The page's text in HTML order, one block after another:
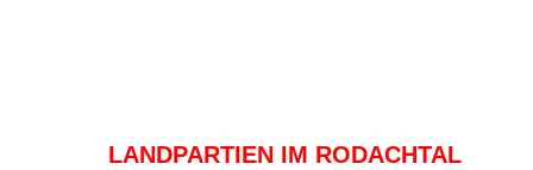
LANDPARTIEN IM RODACHTAL